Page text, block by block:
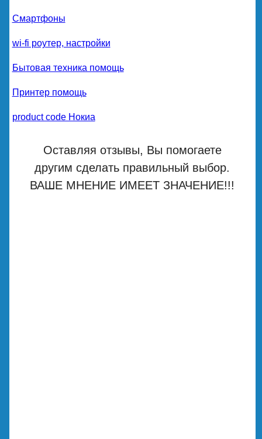
Смартфоны
wi-fi роутер, настройки
Бытовая техника помощь
Принтер помощь
product code Нокиа
Оставляя отзывы, Вы помогаете
другим сделать правильный выбор.
ВАШЕ МНЕНИЕ ИМЕЕТ ЗНАЧЕНИЕ!!!